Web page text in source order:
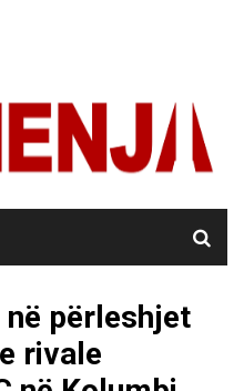
përleshjet
rivale